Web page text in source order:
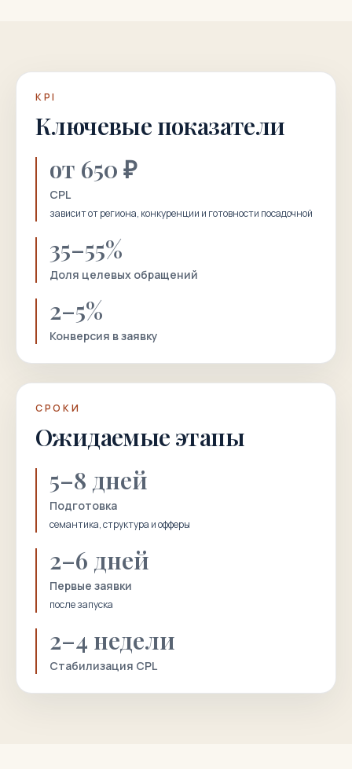
KPI
Ключевые показатели
от 650 ₽
CPL
зависит от региона, конкуренции и готовности посадочной
35–55%
Доля целевых обращений
2–5%
Конверсия в заявку
СРОКИ
Ожидаемые этапы
5–8 дней
Подготовка
семантика, структура и офферы
2–6 дней
Первые заявки
после запуска
2–4 недели
Стабилизация CPL